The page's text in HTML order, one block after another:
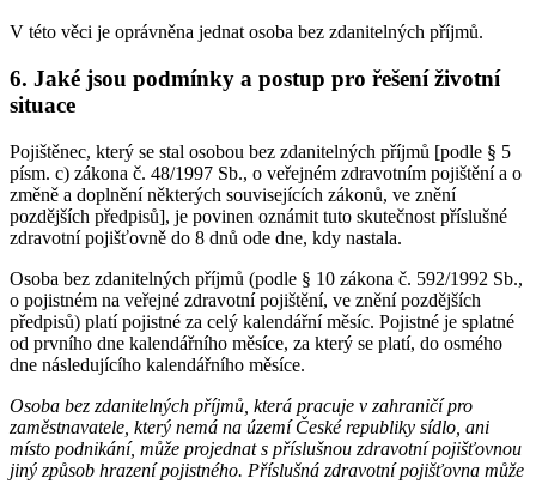
V této věci je oprávněna jednat osoba bez zdanitelných příjmů.
6. Jaké jsou podmínky a postup pro řešení životní
situace
Pojištěnec, který se stal osobou bez zdanitelných příjmů [podle § 5
písm. c) zákona č. 48/1997 Sb., o veřejném zdravotním pojištění a o
změně a doplnění některých souvisejících zákonů, ve znění
pozdějších předpisů], je povinen oznámit tuto skutečnost příslušné
zdravotní pojišťovně do 8 dnů ode dne, kdy nastala.
Osoba bez zdanitelných příjmů (podle § 10 zákona č. 592/1992 Sb.,
o pojistném na veřejné zdravotní pojištění, ve znění pozdějších
předpisů) platí pojistné za celý kalendářní měsíc. Pojistné je splatné
od prvního dne kalendářního měsíce, za který se platí, do osmého
dne následujícího kalendářního měsíce.
Osoba bez zdanitelných příjmů, která pracuje v zahraničí pro
zaměstnavatele, který nemá na území České republiky sídlo, ani
místo podnikání, může projednat s příslušnou zdravotní pojišťovnou
jiný způsob hrazení pojistného. Příslušná zdravotní pojišťovna může